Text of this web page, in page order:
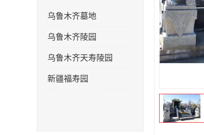
乌鲁木齐墓地
乌鲁木齐陵园
乌鲁木齐天寿陵园
新疆福寿园